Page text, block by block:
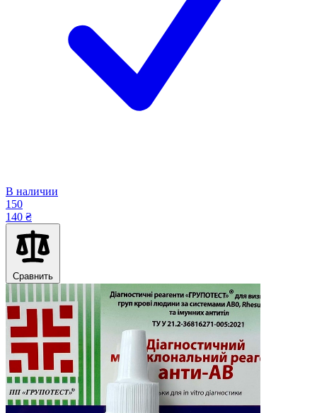
В наличии
150
140 ₴
Сравнить